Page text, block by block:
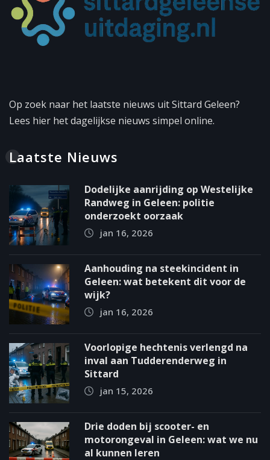
Op zoek naar het laatste nieuws uit Sittard Geleen?
Lees hier het dagelijkse nieuws simpel online.
Laatste Nieuws
Dodelijke aanrijding op Westelijke
Randweg in Geleen: politie
onderzoekt oorzaak
jan 16, 2026
Aanhouding na steekincident in
Geleen: wat betekent dit voor de
wijk?
jan 16, 2026
Voorlopige hechtenis verlengd na
inval aan Tudderenderweg in
Sittard
jan 15, 2026
Drie doden bij scooter- en
motorongeval in Geleen: wat we nu
al kunnen leren